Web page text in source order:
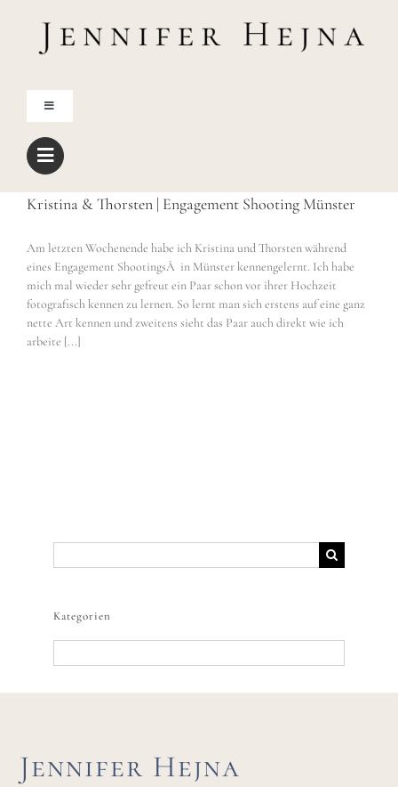
Toggle
Home
Über mich
Blog
Shop
Kristina & Thorsten | Engagement Shooting Münster
Am letzten Wochenende habe ich Kristina und Thorsten während
eines Engagement ShootingsÂ in Münster kennengelernt. Ich habe
mich mal wieder sehr gefreut ein Paar schon vor ihrer Hochzeit
fotografisch kennen zu lernen. So lernt man sich erstens auf eine ganz
nette Art kennen und zweitens sieht das Paar auch direkt wie ich
arbeite [...]
nach:
Kategorien
Jennifer Hejna